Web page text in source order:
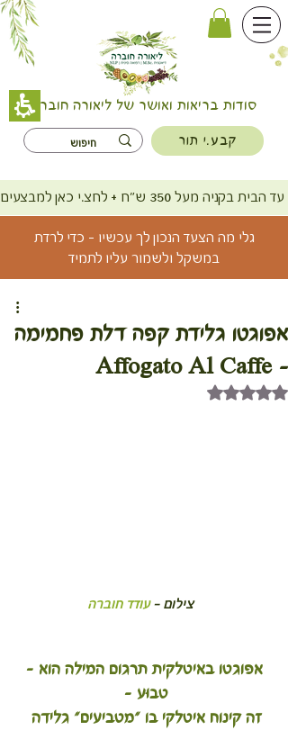
סודות בריאות ואושר של ליאורה חוברה
קבע.י תור
ש"ח + לחצ.י כאן למבצעים
גלי מה הצעד הנכון לך עכשיו - כדי לרדת
במשקל ולשמור עליו לתמיד
אפוגטו גלידת קפה דלת פחמימה
- Affogato Al Caffe
דירוג של NaN מתוך 5 כוכבים
צילום - עודד חוברה
אפוגטו באיטלקית תרגום המילה הוא -
טָבוּעַ -
זה קינוח איטלקי בו "מטביעים" גלידה